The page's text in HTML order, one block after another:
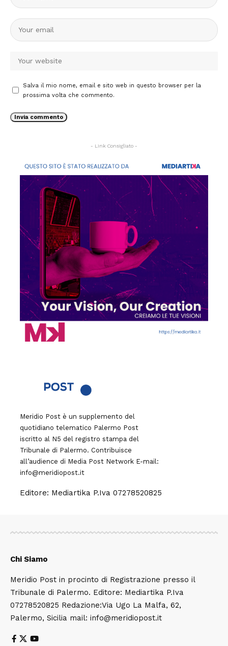
Salva il mio nome, email e sito web in questo browser per la
prossima volta che commento.
- Link Consigliato -
Meridio Post è un supplemento del
quotidiano telematico Palermo Post
iscritto al N5 del registro stampa del
Tribunale di Palermo. Contribuisce
all’audience di Media Post Network E-mail:
info@meridiopost.it
Editore: Mediartika P.Iva 07278520825
Chi Siamo
Meridio Post in procinto di Registrazione presso il
Tribunale di Palermo. Editore: Mediartika P.Iva
07278520825 Redazione:Via Ugo La Malfa, 62,
Palermo, Sicilia mail: info@meridiopost.it